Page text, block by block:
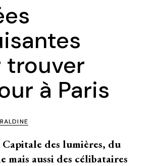
trouver
à Paris
Capitale des lumières, du
mais aussi des célibataires